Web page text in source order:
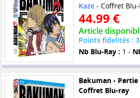
Kaze- Coffret Blu-
44.99 €
Article
Points fidelités :
Nb Blu-Ray : 1 -
Bakuman - Partie
Coffret Blu-ray